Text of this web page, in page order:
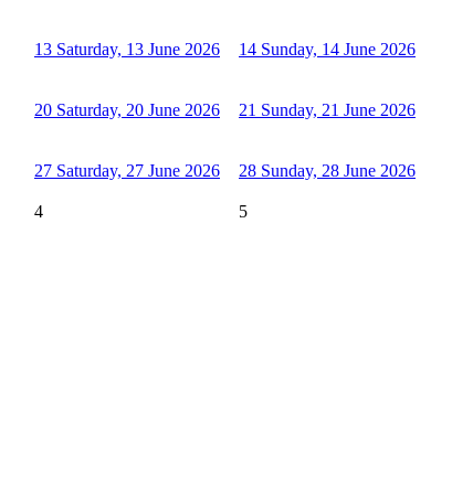
13 Saturday, 13 June 2026 14 Sunday, 14 June 2026
20 Saturday, 20 June 2026 21 Sunday, 21 June 2026
27 Saturday, 27 June 2026 28 Sunday, 28 June 2026
4 5